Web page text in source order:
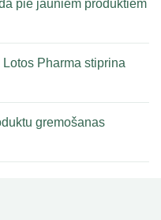
pie jauniem produktiem
Pharma stiprina
gremošanas